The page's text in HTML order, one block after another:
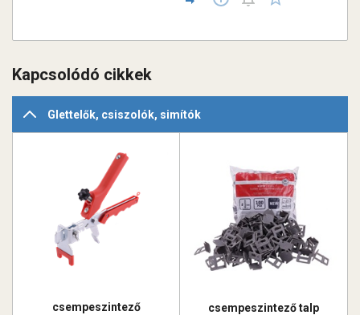
Kapcsolódó cikkek
Glettelők, csiszolók, simítók
csempeszintező
csempeszintező talp